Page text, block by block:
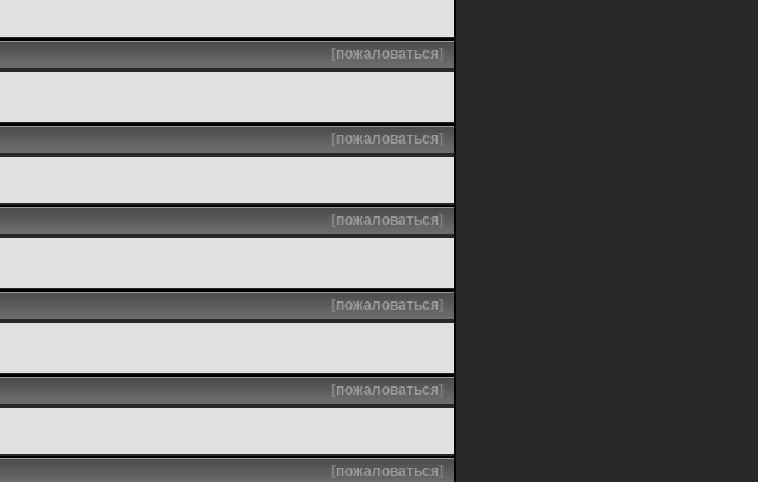
[пожаловаться]
[пожаловаться]
[пожаловаться]
[пожаловаться]
[пожаловаться]
[пожаловаться]